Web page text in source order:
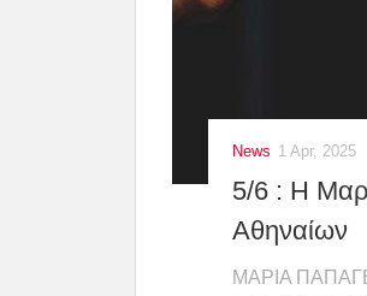
News 1 Apr, 2025
5/6 : Η
Αθηναίων
ΜΑΡΙΑ